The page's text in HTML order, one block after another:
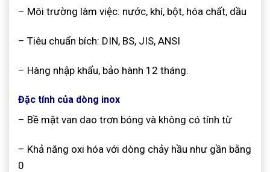
– Môi trường làm việc: nước, khí, bột, hóa chất, dầu
– Tiêu chuẩn bích: DIN, BS, JIS, ANSI
– Hàng nhập khẩu, bảo hành 12 tháng.
Đặc tính của dòng inox
– Bề mặt van dao trơn bóng và không có tính từ
– Khả năng oxi hóa với dòng chảy hầu như gần bằng
0